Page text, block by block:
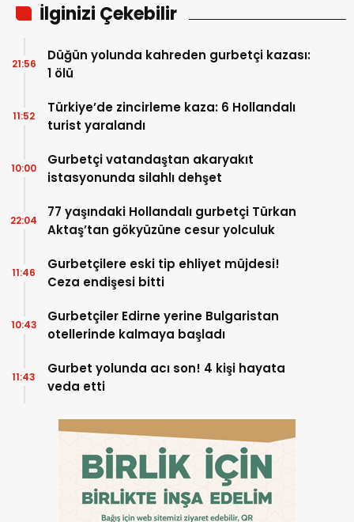
İlginizi Çekebilir
Düğün yolunda kahreden gurbetçi kazası:
1 ölü
21:56
Türkiye’de zincirleme kaza: 6 Hollandalı
turist yaralandı
11:52
Gurbetçi vatandaştan akaryakıt
istasyonunda silahlı dehşet
10:00
77 yaşındaki Hollandalı gurbetçi Türkan
Aktaş’tan gökyüzüne cesur yolculuk
22:04
Gurbetçilere eski tip ehliyet müjdesi!
Ceza endişesi bitti
11:46
Gurbetçiler Edirne yerine Bulgaristan
otellerinde kalmaya başladı
10:43
Gurbet yolunda acı son! 4 kişi hayata
veda etti
11:43